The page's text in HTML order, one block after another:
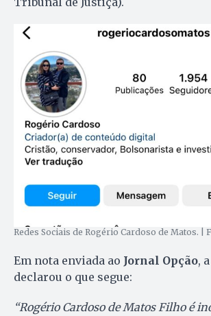
Redes Sociais de Rogério Cardoso de Matos. |
Em nota enviada ao Jornal Opção,
declarou o que segue:
“Rogério Cardoso de Matos Filho é